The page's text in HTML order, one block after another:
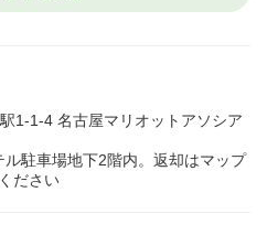
1-1-4 名古屋マリオットアソシア
駐車場地下2階内。返却はマップ
ださい